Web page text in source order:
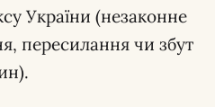
України (незаконне
пересилання чи збут